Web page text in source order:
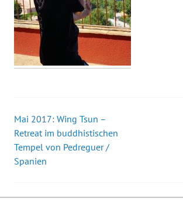
Beitrags-
Navigation
Mai 2017: Wing Tsun –
Retreat im buddhistischen
Tempel von Pedreguer /
Spanien